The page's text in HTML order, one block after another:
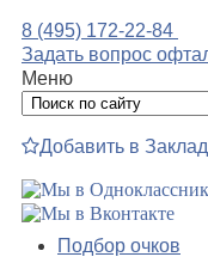
8 (495) 172-22-84
Задать вопрос
Меню
Добавить в
Подбор очков